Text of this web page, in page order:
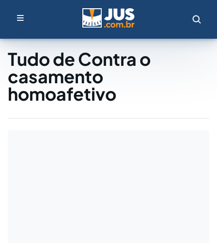
Tudo de Contra o
casamento
homoafetivo